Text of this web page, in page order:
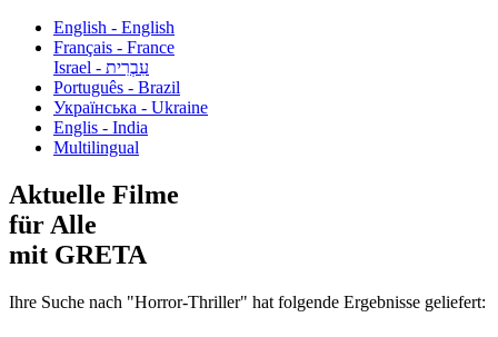
English - English
Français - France
עִבְרִית - Israel
Português - Brazil
Українська - Ukraine
Englis - India
Multilingual
Aktuelle Filme
für Alle
mit GRETA
Ihre Suche nach "Horror-Thriller" hat folgende Ergebnisse geliefert: